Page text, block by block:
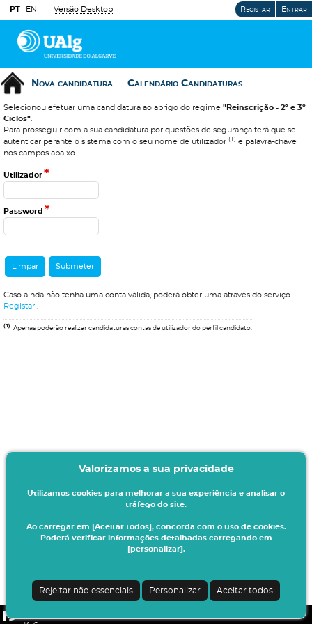
PT EN Versão Desktop Registar Entrar
Nova candidatura Calendário Candidaturas
Selecionou efetuar uma candidatura ao abrigo do regime "Reinscrição - 2º e 3º
Ciclos"
Para prosseguir com a sua candidatura por questões de segurança terá que se
autenticar perante o sistema com o seu nome de utilizador (1) e palavra-chave
nos campos abaixo.
Utilizador*
Password *
Caso ainda não tenha uma conta válida, poderá obter uma através do serviço
Registar
(1) Apenas poderão realizar candidaturas contas de utilizador do perfil candidato.
Valorizamos a sua privacidade
Utilizamos cookies para melhorar a sua experiência e analisar o
tráfego do site.
Ao carregar em [Aceitar todos], concorda com o uso de cookies.
Poderá verificar informações detalhadas carregando em
[personalizar].
Rejeitar não essenciais Personalizar Aceitar todos